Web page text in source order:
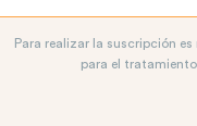
Para realizar la suscripción
para el